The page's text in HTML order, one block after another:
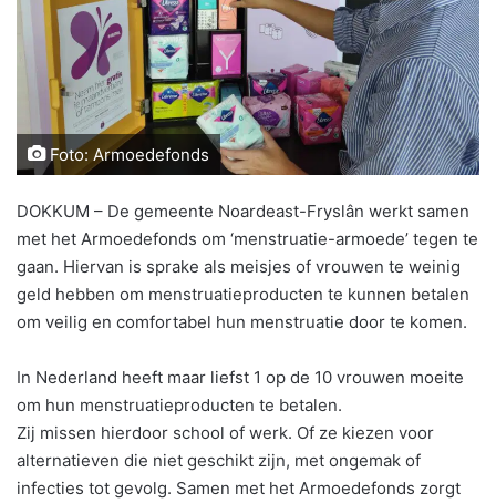
Foto: Armoedefonds
DOKKUM – De gemeente Noardeast-Fryslân werkt samen
met het Armoedefonds om ‘menstruatie-armoede’ tegen te
gaan. Hiervan is sprake als meisjes of vrouwen te weinig
geld hebben om menstruatieproducten te kunnen betalen
om veilig en comfortabel hun menstruatie door te komen.
In Nederland heeft maar liefst 1 op de 10 vrouwen moeite
om hun menstruatieproducten te betalen.
Zij missen hierdoor school of werk. Of ze kiezen voor
alternatieven die niet geschikt zijn, met ongemak of
infecties tot gevolg. Samen met het Armoedefonds zorgt